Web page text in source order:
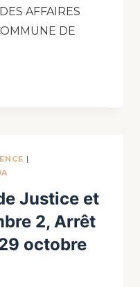
AFFAIRES
DE
|
Justice et
2, Arrêt
octobre